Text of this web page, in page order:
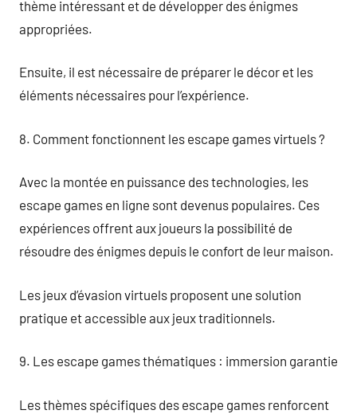
thème intéressant et de développer des énigmes
appropriées.
Ensuite, il est nécessaire de préparer le décor et les
éléments nécessaires pour l’expérience.
8. Comment fonctionnent les escape games virtuels ?
Avec la montée en puissance des technologies, les
escape games en ligne sont devenus populaires. Ces
expériences offrent aux joueurs la possibilité de
résoudre des énigmes depuis le confort de leur maison.
Les jeux d’évasion virtuels proposent une solution
pratique et accessible aux jeux traditionnels.
9. Les escape games thématiques : immersion garantie
Les thèmes spécifiques des escape games renforcent